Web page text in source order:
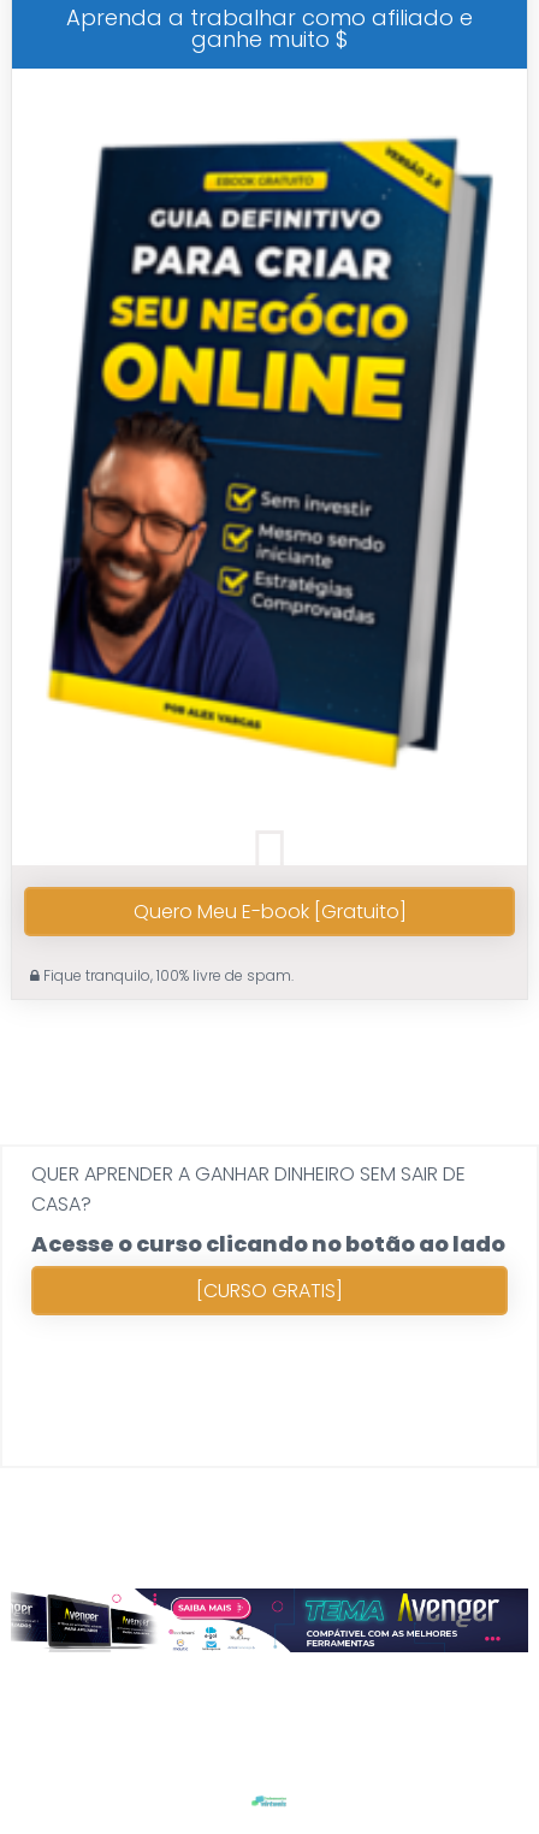
Aprenda a trabalhar como afiliado e
ganhe muito $
Quero Meu E-book [Gratuito]
Fique tranquilo, 100% livre de spam.
QUER APRENDER A GANHAR DINHEIRO SEM SAIR DE
CASA?
Acesse o curso clicando no botão ao lado
[CURSO GRATIS]